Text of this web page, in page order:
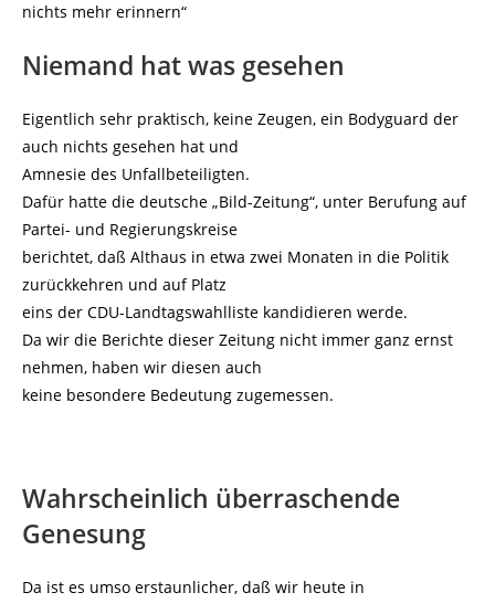
nichts mehr erinnern“
Niemand hat was gesehen
Eigentlich sehr praktisch, keine Zeugen, ein Bodyguard der
auch nichts gesehen hat und
Amnesie des Unfallbeteiligten.
Dafür hatte die deutsche „Bild-Zeitung“, unter Berufung auf
Partei- und Regierungskreise
berichtet, daß Althaus in etwa zwei Monaten in die Politik
zurückkehren und auf Platz
eins der CDU-Landtagswahlliste kandidieren werde.
Da wir die Berichte dieser Zeitung nicht immer ganz ernst
nehmen, haben wir diesen auch
keine besondere Bedeutung zugemessen.
Wahrscheinlich überraschende
Genesung
Da ist es umso erstaunlicher, daß wir heute in